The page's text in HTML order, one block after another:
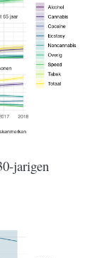
jarigen